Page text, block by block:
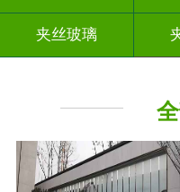
夹丝玻璃